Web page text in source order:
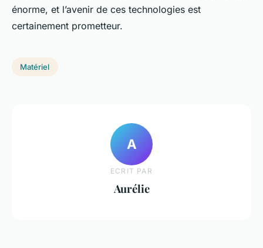
énorme, et l’avenir de ces technologies est
certainement prometteur.
Matériel
A
ECRIT PAR
Aurélie